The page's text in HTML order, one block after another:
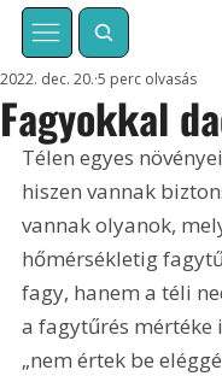
Fagyokkal
2022. dec. 20. 5 perc olvasás
Télen egyes
hiszen vannak
vannak olyanok,
hőmérsékletig
fagy, hanem a téli
a fagytűrés mértéke
„nem értek be